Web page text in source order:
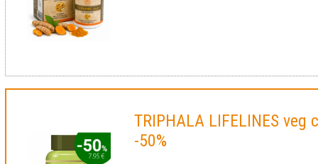
TRIPHALA LIFELINES veg
-50%